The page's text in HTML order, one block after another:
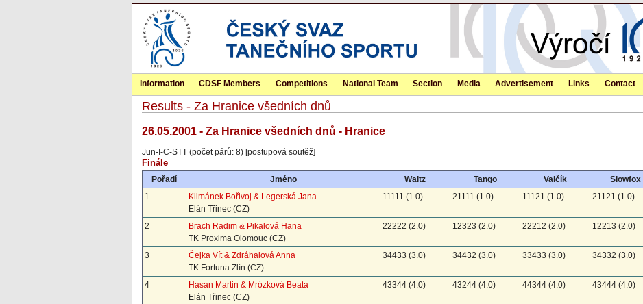
Information CDSF Members Competitions National Team Section Media Advertisement Links Contact
Results - Za Hranice všedních dnů
26.05.2001 - Za Hranice všedních dnů - Hranice
Jun-I-C-STT (počet párů: 8) [postupová soutěž]
Finále
Pořadí Jméno Waltz Tango Valčík Slowfox
1
Klimánek Bořivoj & Legerská Jana
Elán Třinec (CZ)
11111 (1.0) 21111 (1.0) 11121 (1.0) 21121 (1.0)
2
Brach Radim & Pikalová Hana
TK Proxima Olomouc (CZ)
22222 (2.0) 12323 (2.0) 22212 (2.0) 12213 (2.0)
3
Čejka Vít & Zdráhalová Anna
TK Fortuna Zlín (CZ)
34433 (3.0) 34432 (3.0) 33433 (3.0) 34332 (3.0)
4
Hasan Martin & Mrózková Beata
Elán Třinec (CZ)
43344 (4.0) 43244 (4.0) 44344 (4.0) 43444 (4.0)